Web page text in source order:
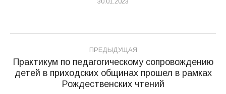
Навигация
по
записям
ПРЕДЫДУЩАЯ
Предыдущая
запись:
Практикум по педагогическому сопровождению
детей в приходских общинах прошел в рамках
Рождественских чтений